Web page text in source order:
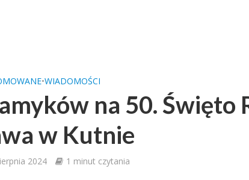
•WIADOMOŚCI
na 50. Święto
w Kutnie
2024 1 minut czytania